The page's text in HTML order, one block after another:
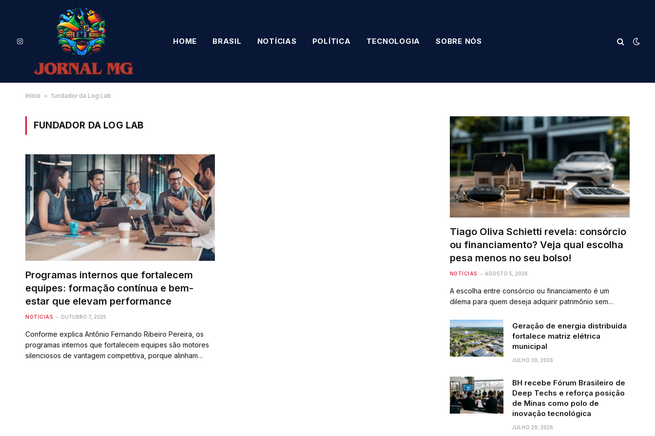
Instagram HOME BRASIL NOTÍCIAS POLÍTICA TECNOLOGIA SOBRE NÓS
Início » fundador da Log Lab
FUNDADOR DA LOG LAB
Programas internos que fortalecem
equipes: formação contínua e bem-
estar que elevam performance
NOTÍCIAS OUTUBRO 7, 2025
Conforme explica Antônio Fernando Ribeiro Pereira, os
programas internos que fortalecem equipes são motores
silenciosos de vantagem competitiva, porque alinham…
Tiago Oliva Schietti revela: consórcio
ou financiamento? Veja qual escolha
pesa menos no seu bolso!
NOTÍCIAS AGOSTO 5, 2026
A escolha entre consórcio ou financiamento é um
dilema para quem deseja adquirir patrimônio sem…
Geração de energia distribuída
fortalece matriz elétrica
municipal
JULHO 30, 2026
BH recebe Fórum Brasileiro de
Deep Techs e reforça posição
de Minas como polo de
inovação tecnológica
JULHO 29, 2026